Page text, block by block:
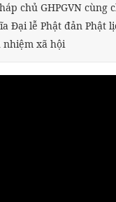
chủ GHPGVN cùng
Đại lễ Phật đản Phật
nhiệm xã hội